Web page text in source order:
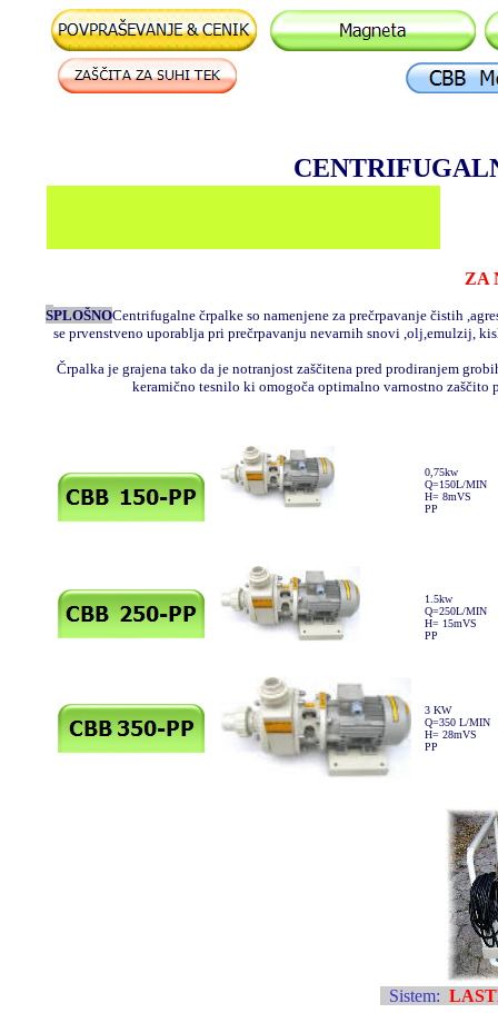
ZA
SPLOŠNOCentrifugalne črpalke so namenjene za prečrpavanje čistih
se prvenstveno uporablja pri prečrpavanju nevarnih snovi ,olj,emulzij,
Črpalka je grajena tako da je notranjost zaščitena pred prodiranjem
keramično tesnilo ki omogoča optimalno varnostno
0,75kw
Q=150L/MIN
H= 8mVS
PP
1.5kw
Q=250L/MIN
H= 15mVS
PP
3 KW
Q=350 L/MIN
H= 28mVS
PP
Sistem: